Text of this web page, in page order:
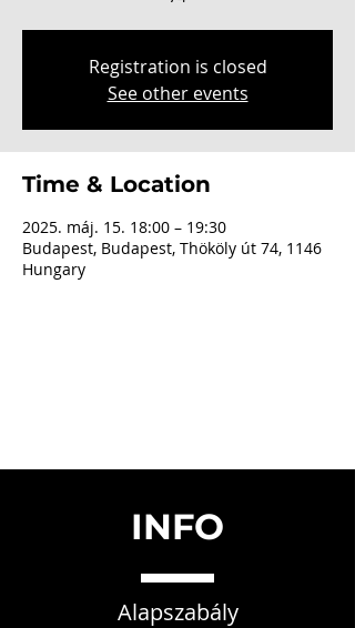
Registration is closed
See other events
Time & Location
2025. máj. 15. 18:00 – 19:30
Budapest, Budapest, Thököly út 74, 1146
Hungary
INFO
Alapszabály